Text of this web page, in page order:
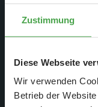
Zustimmung
Diese Webseite
Wir verwenden
Betrieb der
Eis befreit.